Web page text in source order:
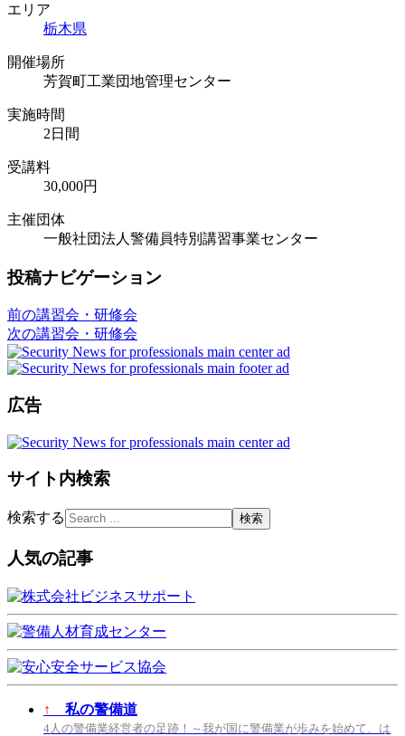
エリア
栃木県
開催場所
芳賀町工業団地管理センター
実施時間
2日間
受講料
30,000円
主催団体
一般社団法人警備員特別講習事業センター
投稿ナビゲーション
前の講習会・研修会
次の講習会・研修会
広告
サイト内検索
検索する
人気の記事
↑ 私の警備道
4人の警備業経営者の足跡！～我が国に警備業が歩みを始めて、は